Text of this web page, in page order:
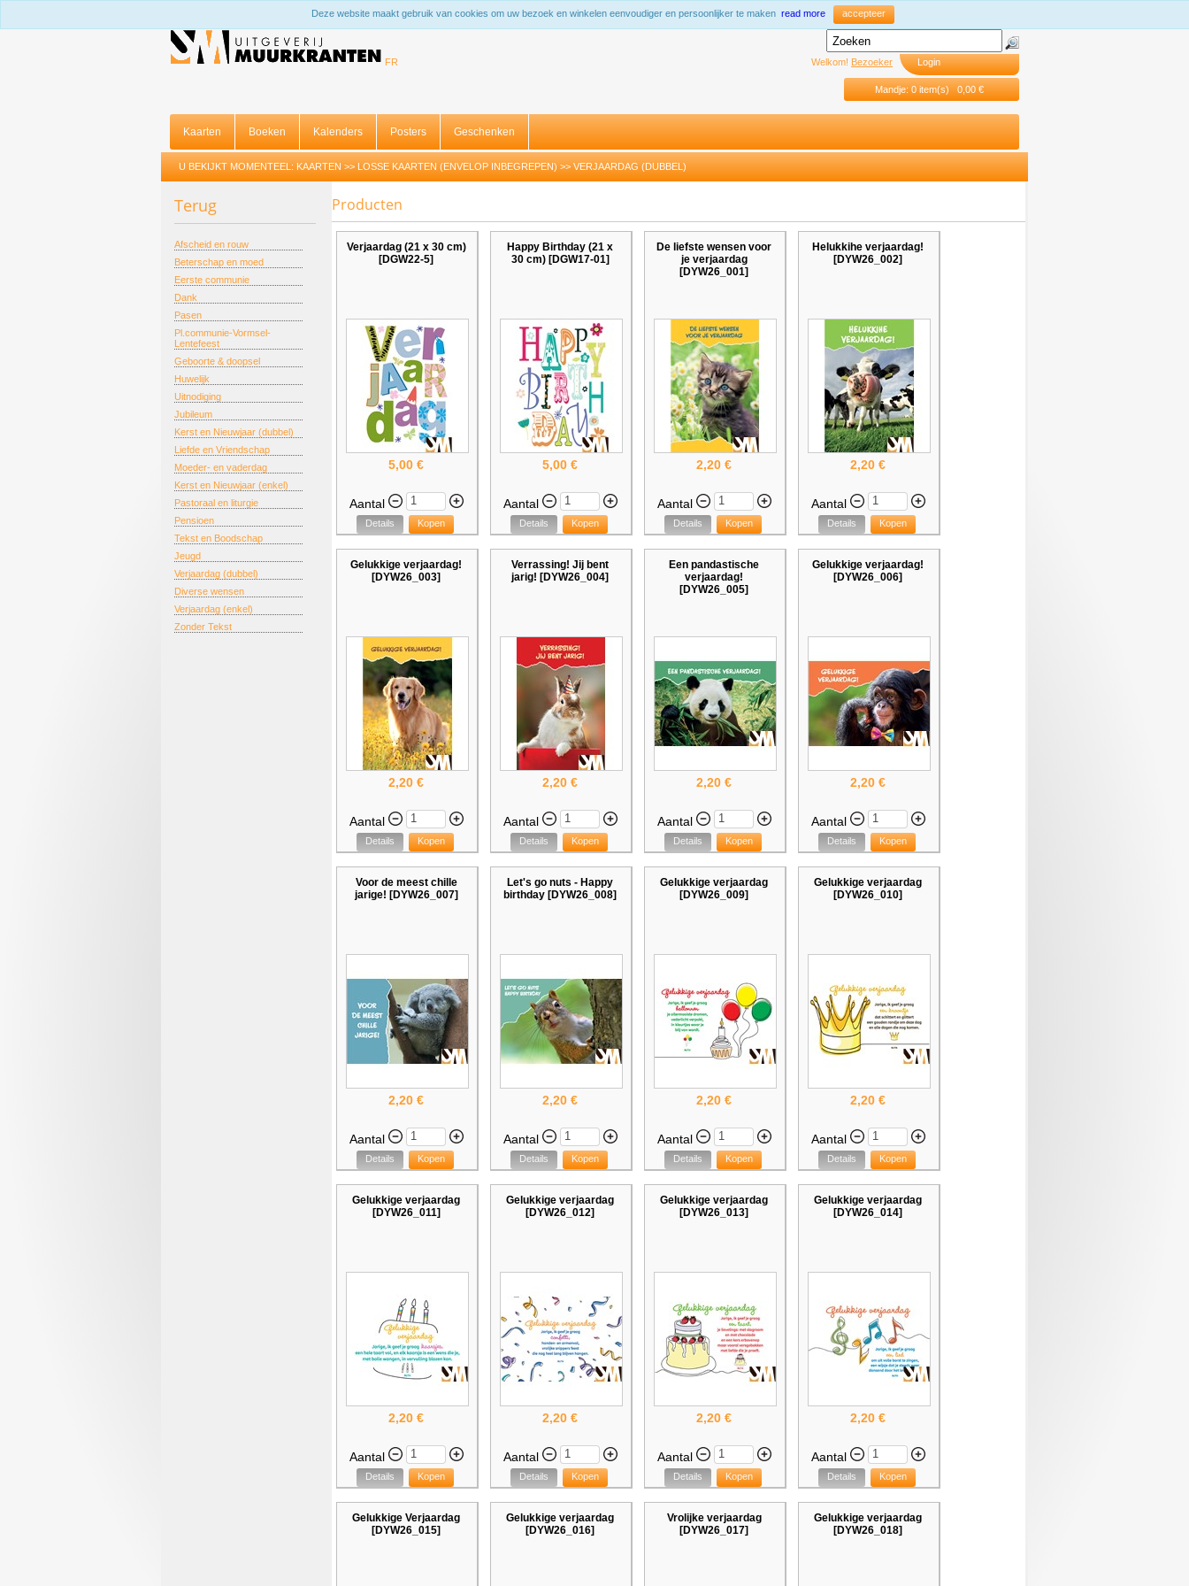
Deze website maakt gebruik van cookies om uw bezoek en winkelen eenvoudiger en persoonlijker te maken read more accepteer
FR Welkom! Bezoeker Login
Mandje: 0 item(s) 0,00 €
Kaarten Boeken Kalenders Posters Geschenken
U BEKIJKT MOMENTEEL: KAARTEN >> LOSSE KAARTEN (ENVELOP INBEGREPEN) >> VERJAARDAG (DUBBEL)
Terug
Afscheid en rouw
Beterschap en moed
Eerste communie
Dank
Pasen
Pl.communie-Vormsel-
Lentefeest
Geboorte & doopsel
Huwelijk
Uitnodiging
Jubileum
Kerst en Nieuwjaar (dubbel)
Liefde en Vriendschap
Moeder- en vaderdag
Kerst en Nieuwjaar (enkel)
Pastoraal en liturgie
Pensioen
Tekst en Boodschap
Jeugd
Verjaardag (dubbel)
Diverse wensen
Verjaardag (enkel)
Zonder Tekst
Producten
Verjaardag (21 x 30 cm)
[DGW22-5]
5,00 €
Aantal
Details Kopen
Happy Birthday (21 x
30 cm) [DGW17-01]
5,00 €
Aantal
Details Kopen
De liefste wensen voor
je verjaardag
[DYW26_001]
2,20 €
Aantal
Details Kopen
Helukkihe verjaardag!
[DYW26_002]
2,20 €
Aantal
Details Kopen
Gelukkige verjaardag!
[DYW26_003]
2,20 €
Aantal
Details Kopen
Verrassing! Jij bent
jarig! [DYW26_004]
2,20 €
Aantal
Details Kopen
Een pandastische
verjaardag!
[DYW26_005]
2,20 €
Aantal
Details Kopen
Gelukkige verjaardag!
[DYW26_006]
2,20 €
Aantal
Details Kopen
Voor de meest chille
jarige! [DYW26_007]
2,20 €
Aantal
Details Kopen
Let's go nuts - Happy
birthday [DYW26_008]
2,20 €
Aantal
Details Kopen
Gelukkige verjaardag
[DYW26_009]
2,20 €
Aantal
Details Kopen
Gelukkige verjaardag
[DYW26_010]
2,20 €
Aantal
Details Kopen
Gelukkige verjaardag
[DYW26_011]
2,20 €
Aantal
Details Kopen
Gelukkige verjaardag
[DYW26_012]
2,20 €
Aantal
Details Kopen
Gelukkige verjaardag
[DYW26_013]
2,20 €
Aantal
Details Kopen
Gelukkige verjaardag
[DYW26_014]
2,20 €
Aantal
Details Kopen
Gelukkige Verjaardag
[DYW26_015]
Gelukkige verjaardag
[DYW26_016]
Vrolijke verjaardag
[DYW26_017]
Gelukkige verjaardag
[DYW26_018]